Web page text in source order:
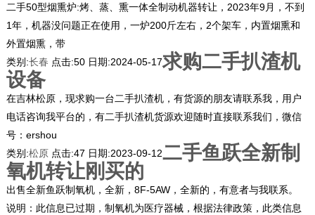
二手50型烟熏炉:烤、蒸、熏一体全制动机器转让，2023年9月，不到
1年，机器没问题正在使用，一炉200斤左右，2个架车，内置烟熏和
外置烟熏，带
类别:长春 点击:50 日期:2024-05-17求购二手扒渣机
设备
在吉林松原，现求购一台二手扒渣机，有货源的朋友请联系我，用户
电话咨询我平台的，有二手扒渣机货源欢迎随时直接联系我们，微信
号：ershou
类别:松原 点击:47 日期:2023-09-12二手鱼跃全新制
氧机转让刚买的
出售全新鱼跃制氧机，全新，8F-5AW，全新的，有意者与我联系。
说明：此信息已过期，制氧机为医疗器械，根据法律政策，此类信息